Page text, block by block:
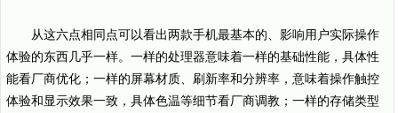
从这六点相同点可以看出两款手机最基本的、影响用户实际操作
体验的东西几乎一样。一样的处理器意味着一样的基础性能，具体性
能看厂商优化；一样的屏幕材质、刷新率和分辨率，意味着操作触控
体验和显示效果一致，具体色温等细节看厂商调教；一样的存储类型